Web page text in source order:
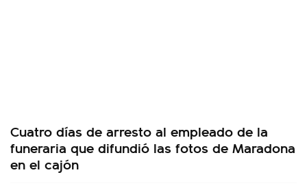
Cuatro días de arresto al empleado de la
funeraria que difundió las fotos de Maradona
en el cajón